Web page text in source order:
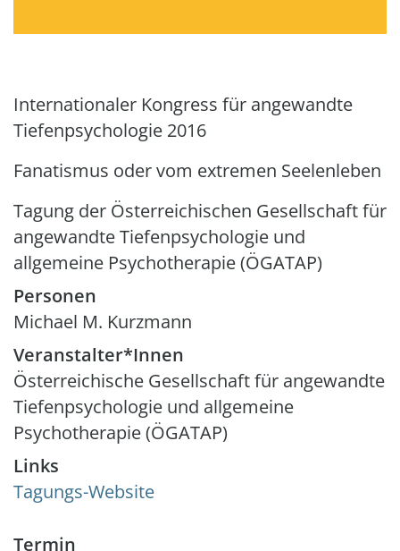
Internationaler Kongress für angewandte
Tiefenpsychologie 2016
Fanatismus oder vom extremen Seelenleben
Tagung der Österreichischen Gesellschaft für
angewandte Tiefenpsychologie und
allgemeine Psychotherapie (ÖGATAP)
Personen
Michael M. Kurzmann
Veranstalter*Innen
Österreichische Gesellschaft für angewandte
Tiefenpsychologie und allgemeine
Psychotherapie (ÖGATAP)
Links
Tagungs-Website
Termin